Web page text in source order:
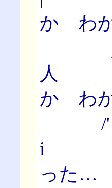
か わ
／´f
人
か わ
/' ヾ|
iゝ
った…